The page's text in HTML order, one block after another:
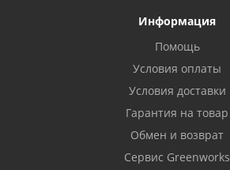
Информация
Помощь
Условия оплаты
Условия доставки
Гарантия на товар
Обмен и возврат
Сервис Greenworks